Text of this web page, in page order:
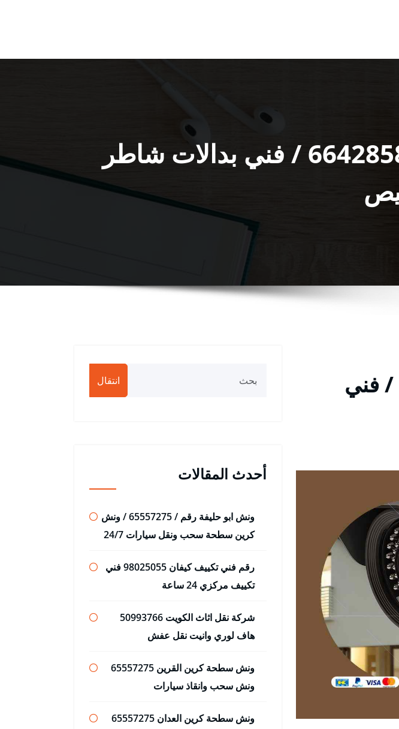
فني تركيب بدالات الواحة / 66428585 / فني بدالات شاطر
فني تركيب بدالات الواحة / 66428585 / فني
انتقال
أحدث المقالات
ونش ابو حليفة رقم / 65557275 / ونش
كرين سطحة سحب ونقل سيارات 24/7
رقم فني تكييف كيفان 98025055 فني
تكييف مركزي 24 ساعة
شركة نقل اثاث الكويت 50993766
هاف لوري وانيت نقل عفش
ونش سطحة كرين القرين 65557275
ونش سحب وانقاذ سيارات
ونش سطحة كرين العدان 65557275